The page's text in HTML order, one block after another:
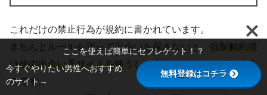
これだけの禁止行為が規約に書かれています。
きちんとルールを守って出会いを探さないと、 強制解約後
は他の出会い系サイトを使う しか方法がなくなってしまう
のです。
ここを使えば簡単にセフレゲット！？
今すぐやりたい男性へおすすめ
のサイト→
無料登録はコチラ